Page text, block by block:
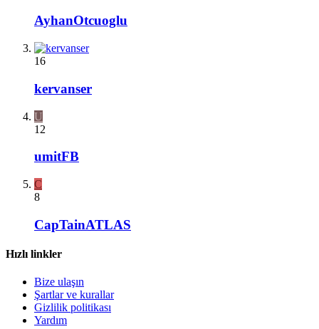
AyhanOtcuoglu
16
kervanser
U
12
umitFB
C
8
CapTainATLAS
Hızlı linkler
Bize ulaşın
Şartlar ve kurallar
Gizlilik politikası
Yardım